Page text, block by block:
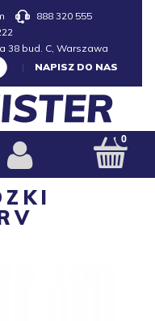
888 320 555
38 bud. C, Warszawa
| NAPISZ DO NAS